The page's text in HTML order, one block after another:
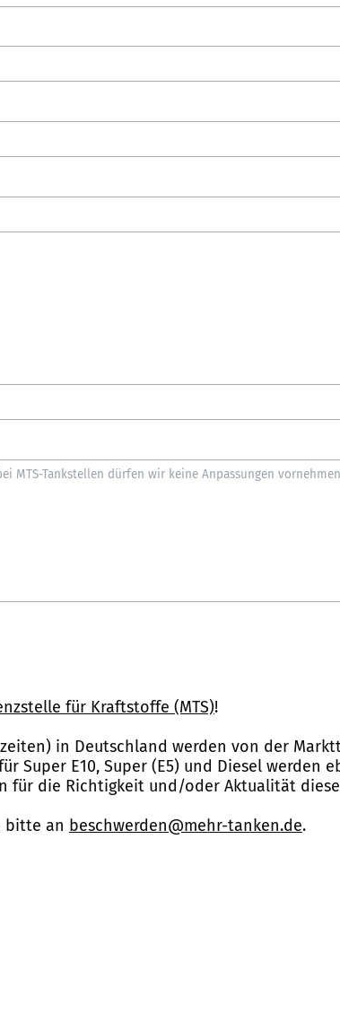
für Kraftstoffe (MTS)!
in Deutschland werden von der
Super E10, Super (E5) und Diesel werden
für die Richtigkeit und/oder Aktualität
bitte an beschwerden@mehr-tanken.de.